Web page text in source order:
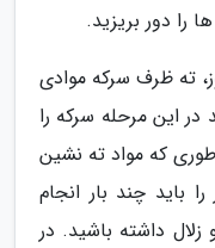
را دور بریزید.
پنجم: پس از گذشت 7 تا 10 روز، ته ظرف سرکه موادی
این مرحله سرکه را
که مواد ته نشین
باید چند بار انجام
داشته باشید. در